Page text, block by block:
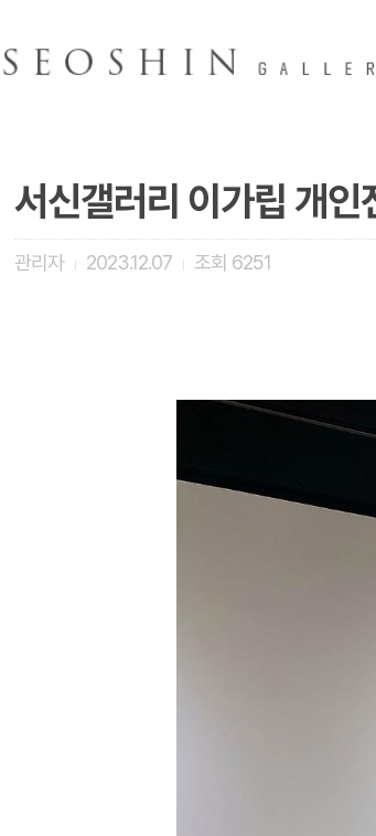
서신갤러리 이가립
관리자 2023.12.07 조회 6251